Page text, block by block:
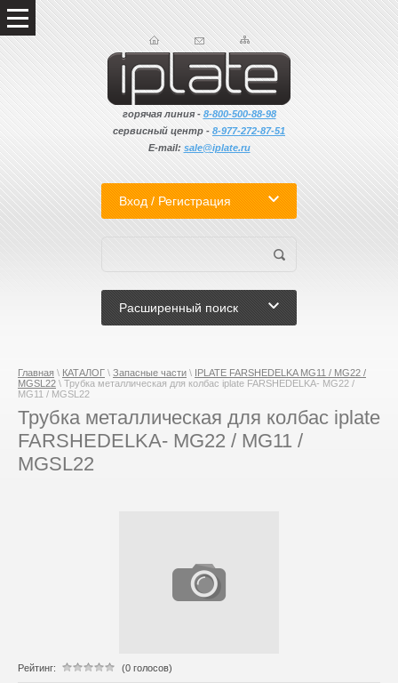
горячая линия - 8-800-500-88-98
сервисный центр - 8-977-272-87-51
E-mail: sale@iplate.ru
Вход / Регистрация
Расширенный поиск
Главная \ КАТАЛОГ \ Запасные части \ IPLATE FARSHEDELKA MG11 / MG22 /
MGSL22 \ Трубка металлическая для колбас iplate FARSHEDELKA- MG22 /
MG11 / MGSL22
Трубка металлическая для колбас iplate
FARSHEDELKA- MG22 / MG11 /
MGSL22
Рейтинг: (0 голосов)